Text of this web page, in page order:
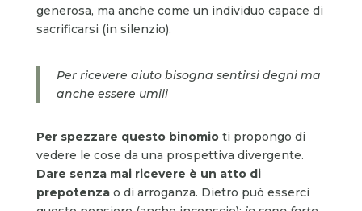
generosa, ma anche come un individuo capace di
sacrificarsi (in silenzio).
Per ricevere aiuto bisogna sentirsi degni ma
anche essere umili
Per spezzare questo binomioti propongo di
vedere le cose da una prospettiva divergente.
Dare senza mai ricevere è un atto di
prepotenzao di arroganza. Dietro può esserci